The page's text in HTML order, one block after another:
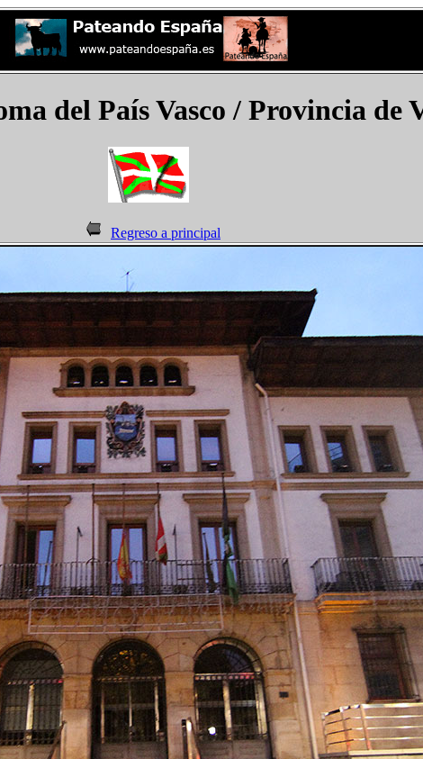
del País Vasco / Provincia de
Regreso a principal